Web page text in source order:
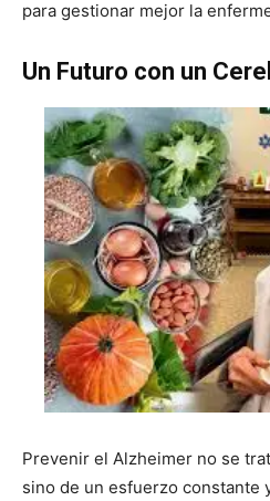
para gestionar mejor la
Un Futuro con un
Prevenir el Alzheimer no se
sino de un esfuerzo constante